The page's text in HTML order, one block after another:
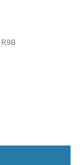
R9B